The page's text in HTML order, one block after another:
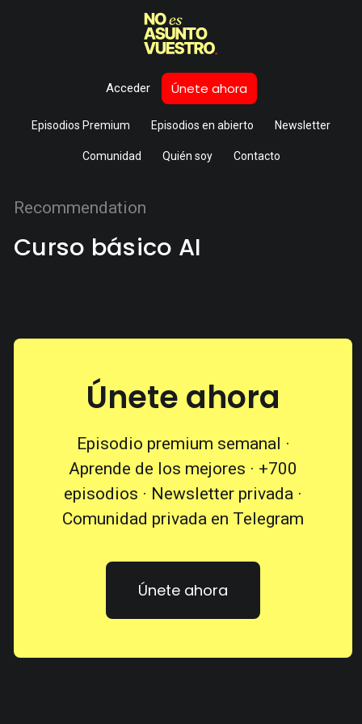
Acceder Únete ahora
Episodios Premium Episodios en abierto Newsletter
Comunidad Quién soy Contacto
Recommendation
Curso básico AI
Únete ahora
Episodio premium semanal ·
Aprende de los mejores · +700
episodios · Newsletter privada ·
Comunidad privada en Telegram
Únete ahora